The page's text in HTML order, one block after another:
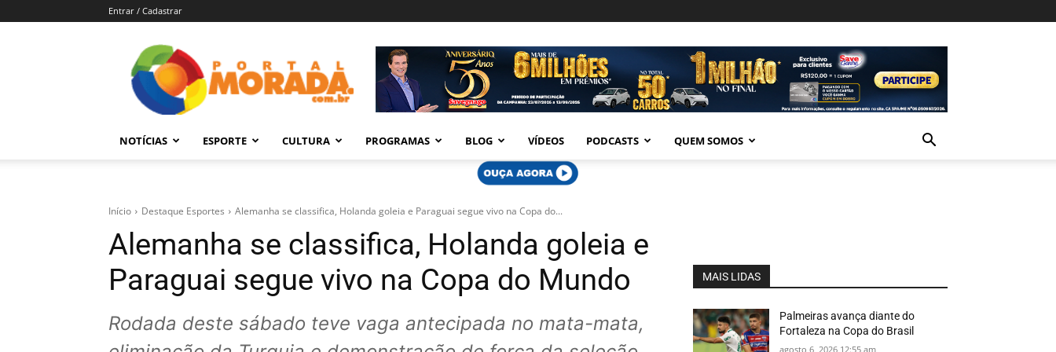
Entrar / Cadastrar
Morada
–
Araraquara
NOTÍCIAS ESPORTE CULTURA PROGRAMAS BLOG VÍDEOS PODCASTS QUEM SOMOS
Início Destaque Esportes Alemanha se classifica, Holanda goleia e Paraguai segue vivo na Copa do...
Alemanha se classifica, Holanda goleia e
Paraguai segue vivo na Copa do Mundo
Rodada deste sábado teve vaga antecipada no mata-mata,
MAIS LIDAS
Palmeiras avança diante do
Fortaleza na Copa do Brasil
agosto 6, 2026 12:55 am